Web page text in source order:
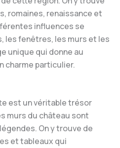
romaines, renaissance et
influences se
les fenêtres, les murs et les
unique qui donne au
charme particulier.
est un véritable trésor
murs du château sont
On y trouve de
et tableaux qui